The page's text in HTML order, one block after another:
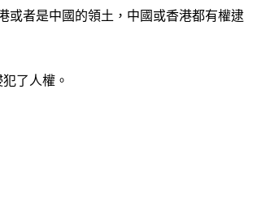
或者是中國的領土，中國或香港都有權逮
了人權。